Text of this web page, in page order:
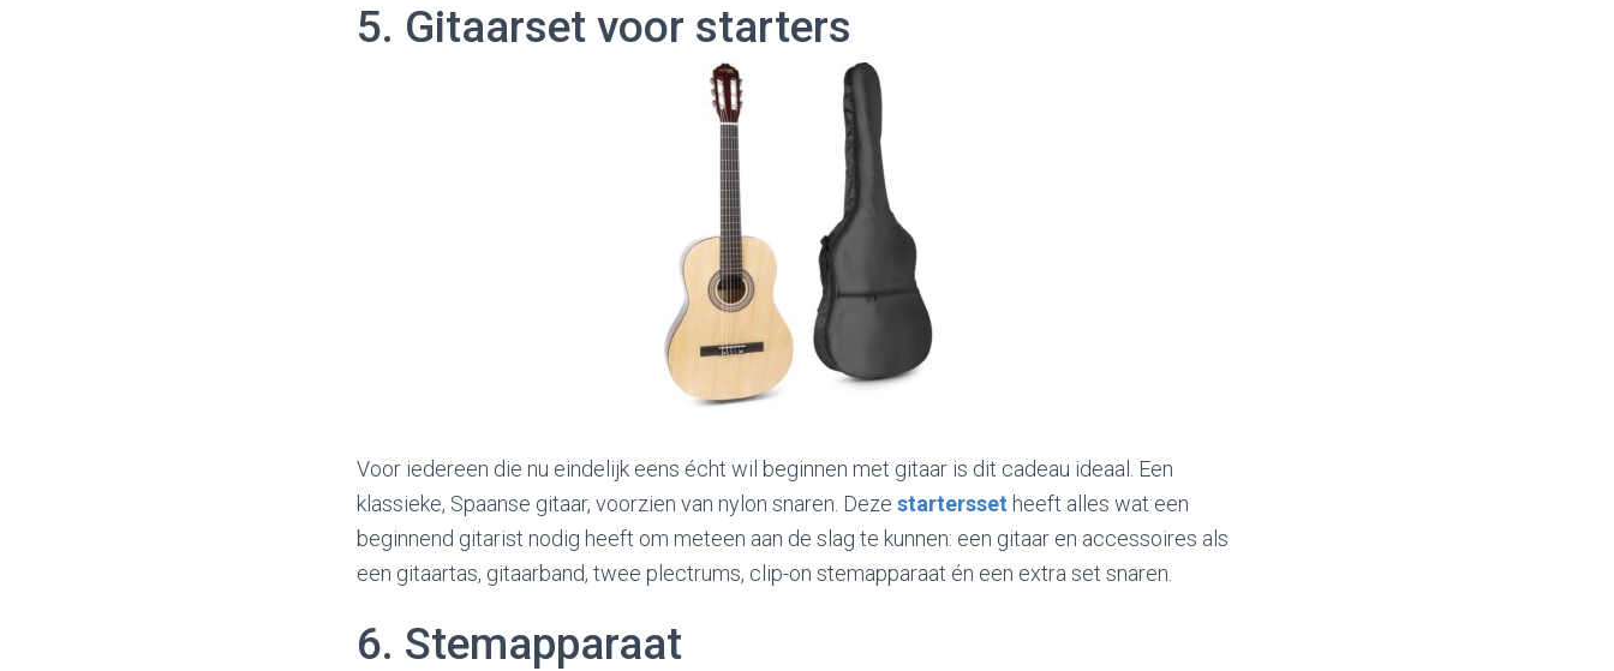
5. Gitaarset voor starters
Voor iedereen die nu eindelijk eens écht wil beginnen met gitaar is dit cadeau ideaal. Een
klassieke, Spaanse gitaar, voorzien van nylon snaren. Deze startersset heeft alles wat een
beginnend gitarist nodig heeft om meteen aan de slag te kunnen: een gitaar en accessoires als
een gitaartas, gitaarband, twee plectrums, clip-on stemapparaat én een extra set snaren.
6. Stemapparaat